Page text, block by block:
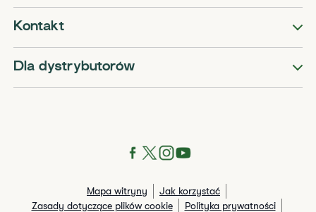
Kontakt
Dla dystrybutorów
Mapa witryny
Jak korzystać
Zasady dotyczące plików cookie
Polityka prywatności